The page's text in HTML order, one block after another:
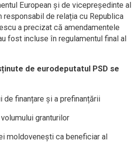
European și de vicepreședinte al
responsabil de relația cu Republica
a precizat că amendamentele
fost incluse în regulamentul final al
de eurodeputatul PSD se
de finanțare și a prefinanțării
granturilor
moldovenești ca beneficiar al